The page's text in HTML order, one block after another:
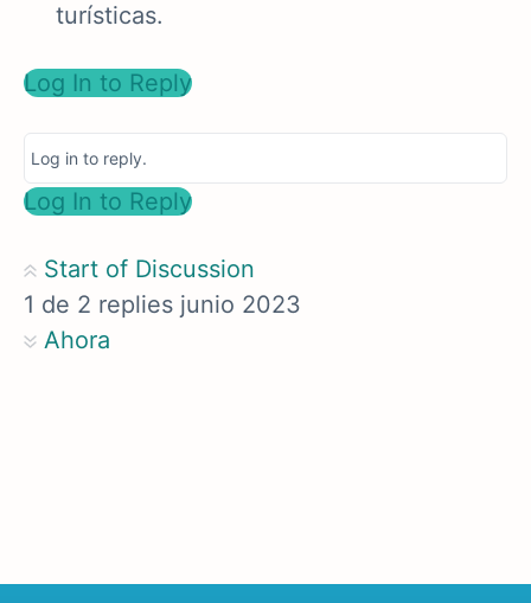
turísticas.
Log In to Reply
Log in to reply.
Log In to Reply
Start of Discussion
1 de 2 replies junio 2023
Ahora